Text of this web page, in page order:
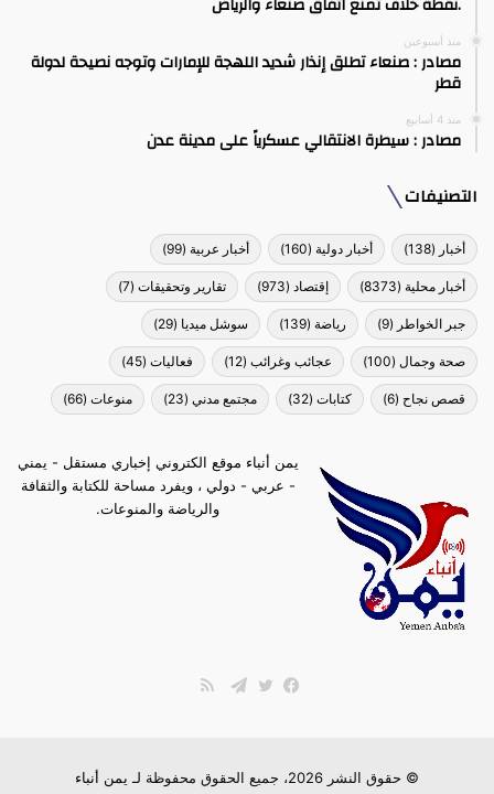
منذ أسبوعين
مصادر : صنعاء تطلق إنذار شديد اللهجة للإمارات وتوجه نصيحة لدولة
قطر
منذ 4 أسابيع
مصادر : سيطرة الانتقالي عسكرياً على مدينة عدن
التصنيفات
أخبار (138) أخبار دولية (160) أخبار عربية (99)
أخبار محلية (8373) إقتصاد (973) تقارير وتحقيقات (7)
جبر الخواطر (9) رياضة (139) سوشل ميديا (29)
صحة وجمال (100) عجائب وغرائب (12) فعاليات (45)
قصص نجاح (6) كتابات (32) مجتمع مدني (23) منوعات (66)
يمن أنباء موقع الكتروني إخباري مستقل - يمني
- عربي - دولي ، ويفرد مساحة للكتابة والثقافة
والرياضة والمنوعات.
© حقوق النشر 2026، جميع الحقوق محفوظة لـ يمن أنباء